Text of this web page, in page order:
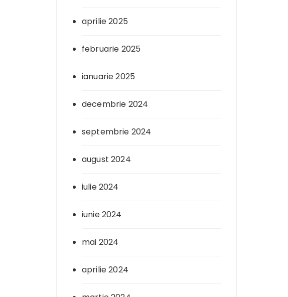
aprilie 2025
februarie 2025
ianuarie 2025
decembrie 2024
septembrie 2024
august 2024
iulie 2024
iunie 2024
mai 2024
aprilie 2024